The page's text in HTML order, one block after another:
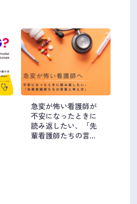
急変が怖い看護師が
不安になったときに
読み返したい、「先
輩看護師たちの言葉